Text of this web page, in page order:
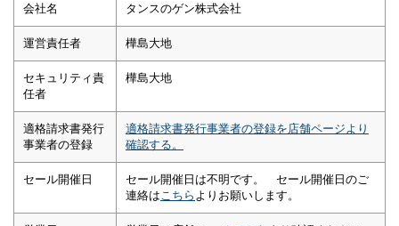
会社名 タンスのゲン株式会社
運営責任者 樺島大地
セキュリティ責
任者
樺島大地
適格請求書発行
事業者の登録
適格請求書発行事業者の登録を店舗ページより
確認する。
セール開催日
セール開催日は不明です。 セール開催日のご
連絡は こちら よりお願いします。